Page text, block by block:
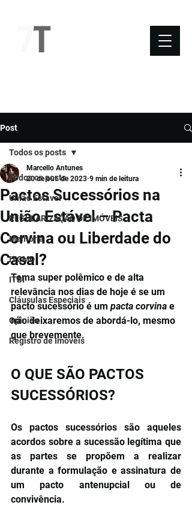
Post
Todos os posts
União Estável
REGULARIZAÇÃO DE IMÓVEIS
Mentoria
ITCMD
ITBI
Cláusulas Especiais
Opinião
Registro de Imóveis
Todos os posts
Pactos Sucessórios na
União Estável – Pacta
Corvina ou Liberdade do
Casal?
Marcello Antunes
20 de out. de 2023 9 min de leitura
Tema super polêmico e de alta
relevância nos dias de hoje é se um
pacto sucessório é um pacta corvina e
não deixaremos de abordá-lo, mesmo
que brevemente.
O QUE SÃO PACTOS
SUCESSÓRIOS?
Os pactos sucessórios são aqueles
acordos sobre a sucessão legítima que
as partes se propõem a realizar
durante a formulação e assinatura de
um pacto antenupcial ou de
convivência.